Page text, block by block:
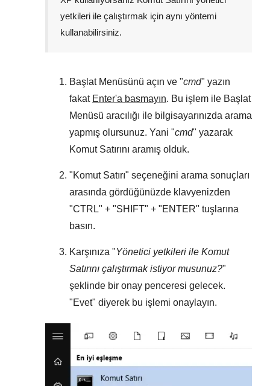
yetkileri ile çalıştırmak için aynı yöntemi
kullanabilirsiniz.
Başlat Menüsünü açın ve "cmd" yazın
fakat Enter'a basmayın. Bu işlem ile Başlat
Menüsü aracılığı ile bilgisayarınızda arama
yapmış olursunuz. Yani "cmd" yazarak
Komut Satırını aramış olduk.
"Komut Satırı" seçeneğini arama sonuçları
arasında gördüğünüzde klavyenizden
"CTRL" + "SHIFT" + "ENTER" tuşlarına
basın.
Karşınıza "Yönetici yetkileri ile Komut
Satırını çalıştırmak istiyor musunuz?"
şeklinde bir onay penceresi gelecek.
"Evet" diyerek bu işlemi onaylayın.